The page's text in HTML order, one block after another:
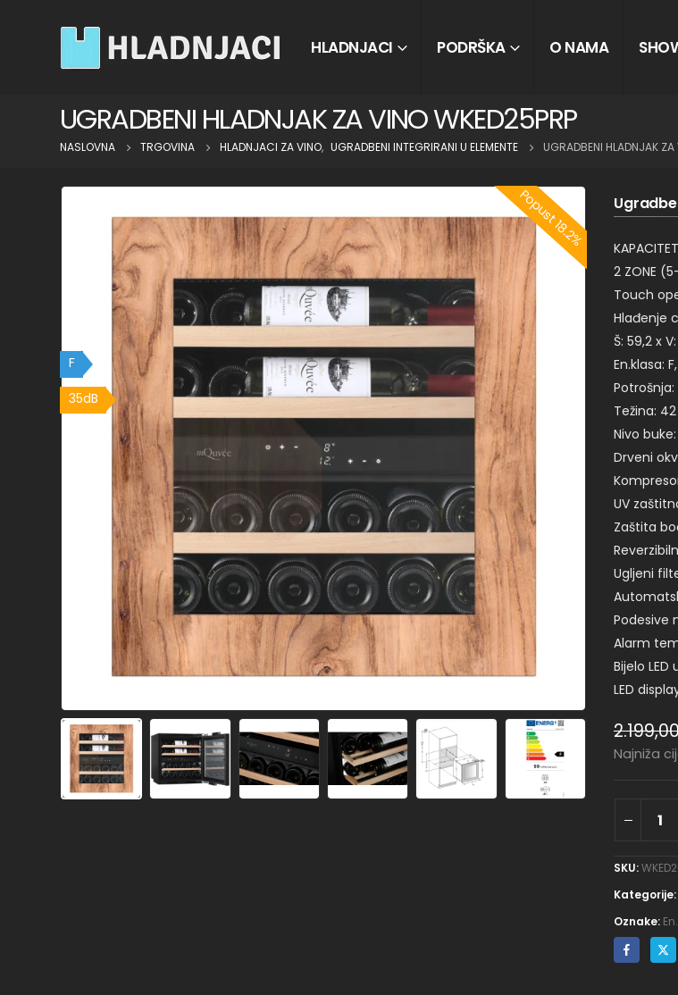
HLADNJACI PODRŠKA O NAMA
UGRADBENI HLADNJAK ZA VINO WKED25PRP
NASLOVNA TRGOVINA HLADNJACI ZA VINO, UGRADBENI INTEGRIRANI U ELEMENTE UGRADBENI HLADNJAK
Popust 18.2%
F
35dB
2 ZONE
Touch
Hlađenje
Š: 59,2 x
En.klasa:
Težina:
Nivo
Drveni
UV
Zaštita
Ugljeni
Podesive
Alarm
Bijelo
LED
Najniža
SKU:
Kategorije:
Oznake: